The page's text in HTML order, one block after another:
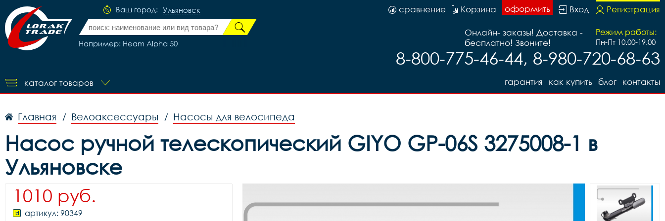
Ваш город: Ульяновск
Например: Heam Alpha 50
Регистрация
Вход
оформить
Корзина
сравнение
Режим работы:
Пн-Пт 10.00-19.00
Онлайн- заказы! Доставка -
бесплатно! Звоните!
8-800-775-46-44, 8-980-720-68-63
каталог товаров контакты
блог
как купить
гарантия
Главная / Велоаксессуары / Насосы для велосипеда
Насос ручной телескопический GIYO GP-06S 3275008-1 в
Ульяновске
1010 руб.
артикул: 90349